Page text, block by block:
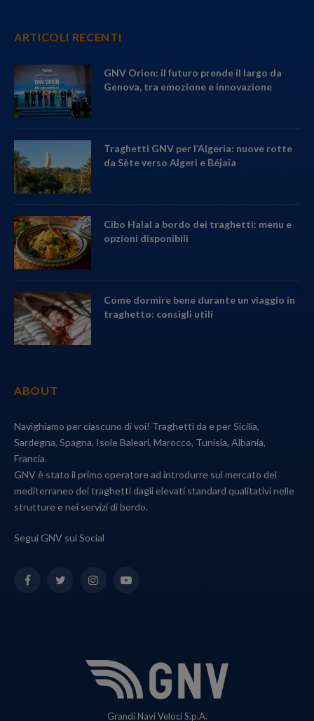
ARTICOLI RECENTI
GNV Orion: il futuro prende il largo da
Genova, tra emozione e innovazione
Traghetti GNV per l’Algeria: nuove rotte
da Sète verso Algeri e Béjaïa
Cibo Halal a bordo dei traghetti: menu e
opzioni disponibili
Come dormire bene durante un viaggio in
traghetto: consigli utili
ABOUT
Navighiamo per ciascuno di voi! Traghetti da e per Sicilia,
Sardegna, Spagna, Isole Baleari, Marocco, Tunisia, Albania,
Francia.
GNV è stato il primo operatore ad introdurre sul mercato del
mediterraneo dei traghetti dagli elevati standard qualitativi nelle
strutture e nei servizi di bordo.
Segui GNV sui Social
FacebookTwitterInstagramYouTube
Grandi Navi Veloci S.p.A.